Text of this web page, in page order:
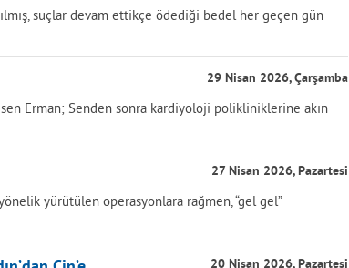
suçlar devam ettikçe ödediği bedel her geçen gün
29 Nisan 2026, Çarşamba
Erman; Senden sonra kardiyoloji polikliniklerine akın
27 Nisan 2026, Pazartesi
yürütülen operasyonlara rağmen, “gel gel”
20 Nisan 2026, Pazartesi